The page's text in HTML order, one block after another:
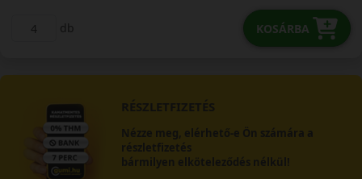
db KOSÁRBA
RÉSZLETFIZETÉS
Nézze meg, elérhető-e Ön számára a
részletfizetés
bármilyen elköteleződés nélkül!